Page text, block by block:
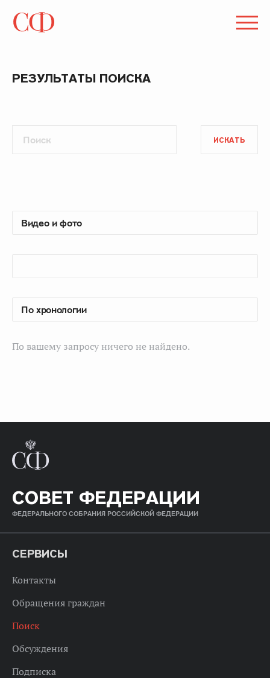
РЕЗУЛЬТАТЫ ПОИСКА
ИСКАТЬ
По вашему запросу ничего не найдено.
СОВЕТ ФЕДЕРАЦИИ
ФЕДЕРАЛЬНОГО СОБРАНИЯ РОССИЙСКОЙ ФЕДЕРАЦИИ
СЕРВИСЫ
Контакты
Обращения граждан
Поиск
Обсуждения
Подписка